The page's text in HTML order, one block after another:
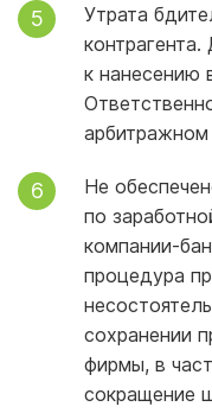
Утрата
к нанесению
Не
по
компании-
процедура
сохранении
фирмы, в
сокращение